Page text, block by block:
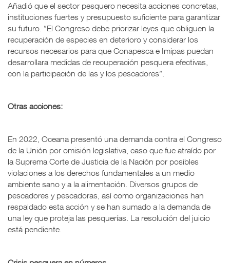
Añadió que el sector pesquero necesita acciones concretas,
instituciones fuertes y presupuesto suficiente para garantizar
su futuro. “El Congreso debe priorizar leyes que obliguen la
recuperación de especies en deterioro y considerar los
recursos necesarios para que Conapesca e Imipas puedan
desarrollara medidas de recuperación pesquera efectivas,
con la participación de las y los pescadores”.
Otras acciones:
En 2022, Oceana presentó una demanda contra el Congreso
de la Unión por omisión legislativa, caso que fue atraído por
la Suprema Corte de Justicia de la Nación por posibles
violaciones a los derechos fundamentales a un medio
ambiente sano y a la alimentación. Diversos grupos de
pescadores y pescadoras, así como organizaciones han
respaldado esta acción y se han sumado a la demanda de
una ley que proteja las pesquerías. La resolución del juicio
está pendiente.